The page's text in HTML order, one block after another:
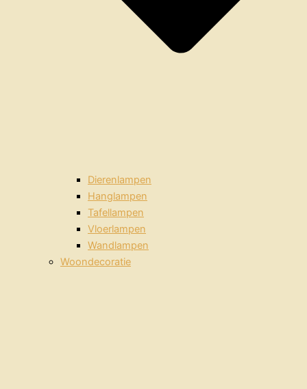
Dierenlampen
Hanglampen
Tafellampen
Vloerlampen
Wandlampen
Woondecoratie